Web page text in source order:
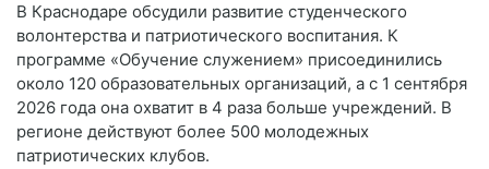
В Краснодаре обсудили развитие студенческого
волонтерства и патриотического воспитания. К
программе «Обучение служением» присоединились
около 120 образовательных организаций, а с 1 сентября
2026 года она охватит в 4 раза больше учреждений. В
регионе действуют более 500 молодежных
патриотических клубов.